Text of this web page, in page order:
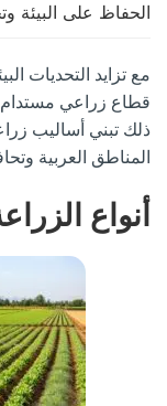
الحفاظ على البيئة
مع تزايد التحديات
قطاع زراعي مستدام
ذلك تبني أساليب
المناطق العربية
أنواع